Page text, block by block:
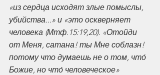
«из сердца исходят злые помыслы,
убийства...» и «это оскверняет
человека (Мтф.15:19,20). «Отойди
от Меня, сатана! ты Мне соблазн!
потому что думаешь не о том, что́
Божие, но что́ человеческое»